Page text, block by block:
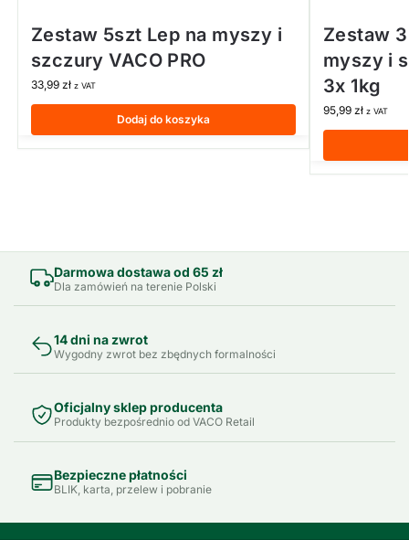
Zestaw 5szt Lep na myszy i
szczury VACO PRO
33,99 zł z VAT
Dodaj do koszyka
Zestaw
myszy i
3x 1kg
95,99 zł z VAT
Darmowa dostawa od 65 zł
Dla zamówień na terenie Polski
14 dni na zwrot
Wygodny zwrot bez zbędnych formalności
Oficjalny sklep producenta
Produkty bezpośrednio od VACO Retail
Bezpieczne płatności
BLIK, karta, przelew i pobranie